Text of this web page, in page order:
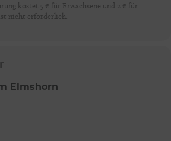
kostet 5 € für Erwachsene und 2 € für
nicht erforderlich.
Elmshorn